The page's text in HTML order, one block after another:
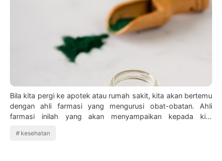
Bila kita pergi ke apotek atau rumah sakit, kita akan bertemu
dengan ahli farmasi yang mengurusi obat-obatan. Ahli
farmasi inilah yang akan menyampaikan kepada kita
kesehatan